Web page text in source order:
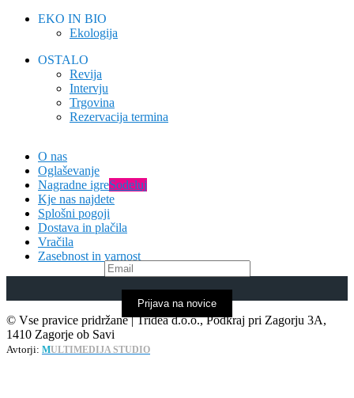
EKO IN BIO
Ekologija
OSTALO
Revija
Intervju
Trgovina
Rezervacija termina
O nas
Oglaševanje
Nagradne igreSodeluj
Kje nas najdete
Splošni pogoji
Dostava in plačila
Vračila
Zasebnost in varnost
Prijava na novice
© Vse pravice pridržane | Tridea d.o.o., Podkraj pri Zagorju 3A,
1410 Zagorje ob Savi
Avtorji: MULTIMEDIJA STUDIO